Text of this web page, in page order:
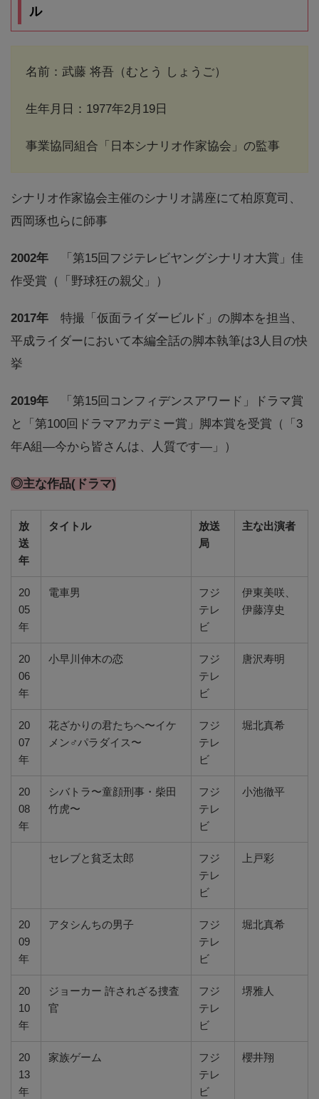
ル
名前：武藤 将吾（むとう しょうご）
生年月日：1977年2月19日
事業協同組合「日本シナリオ作家協会」の監事
シナリオ作家協会主催のシナリオ講座にて柏原寛司、
西岡琢也らに師事
2002年 「第15回フジテレビヤングシナリオ大賞」佳
作受賞（「野球狂の親父」）
2017年 特撮「仮面ライダービルド」の脚本を担当、
平成ライダーにおいて本編全話の脚本執筆は3人目の快
挙
2019年 「第15回コンフィデンスアワード」ドラマ賞
と「第100回ドラマアカデミー賞」脚本賞を受賞（「3
年A組―今から皆さんは、人質です―」）
◎主な作品(ドラマ)
放
送
年
タイトル
放送
局
主な出演者
20
05
年
電車男
フジ
テレ
ビ
伊東美咲、
伊藤淳史
20
06
年
小早川伸木の恋
フジ
テレ
ビ
唐沢寿明
20
07
年
花ざかりの君たちへ〜イケ
メン♂パラダイス〜
フジ
テレ
ビ
堀北真希
20
08
年
シバトラ〜童顔刑事・柴田
竹虎〜
フジ
テレ
ビ
小池徹平
セレブと貧乏太郎
フジ
テレ
ビ
上戸彩
20
09
年
アタシんちの男子
フジ
テレ
ビ
堀北真希
20
10
年
ジョーカー 許されざる捜査
官
フジ
テレ
ビ
堺雅人
20
13
年
家族ゲーム
フジ
テレ
ビ
櫻井翔